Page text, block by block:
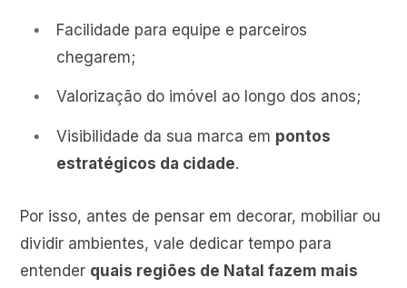
Facilidade para equipe e parceiros
chegarem;
Valorização do imóvel ao longo dos anos;
Visibilidade da sua marca em pontos
estratégicos da cidade.
Por isso, antes de pensar em decorar, mobiliar ou
dividir ambientes, vale dedicar tempo para
entender quais regiões de Natal fazem mais